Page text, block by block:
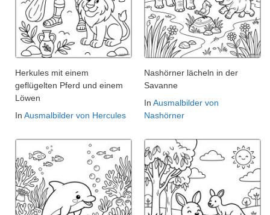
Herkules mit einem
geflügelten Pferd und einem
Löwen
In Ausmalbilder von Hercules
Nashörner lächeln in der
Savanne
In Ausmalbilder von
Nashörner